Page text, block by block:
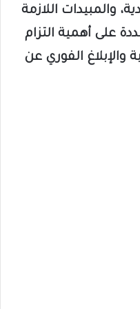
والمبيدات اللازمة
على أهمية التزام
والإبلاغ الفوري عن